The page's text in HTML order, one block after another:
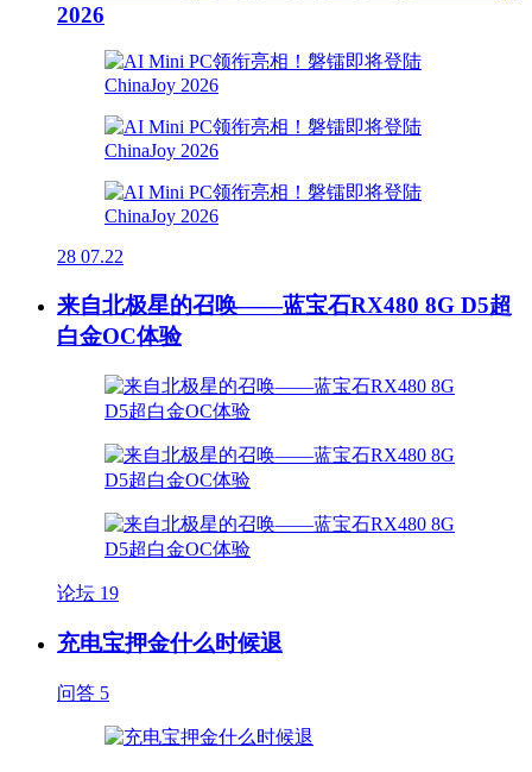
2026
28 07.22
来自北极星的召唤——蓝宝石RX480 8G D5超
白金OC体验
论坛 19
充电宝押金什么时候退
问答 5